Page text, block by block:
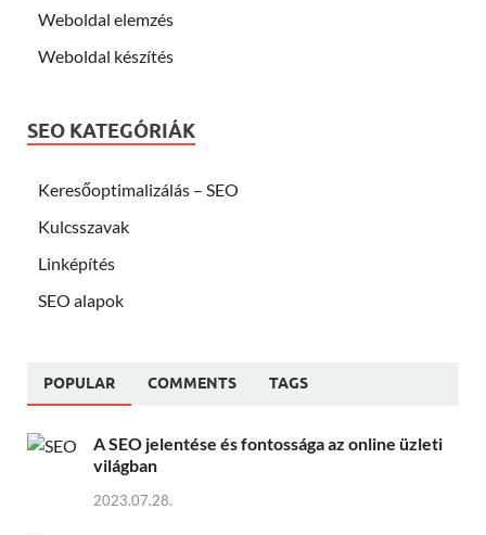
Weboldal elemzés
Weboldal készítés
SEO KATEGÓRIÁK
Keresőoptimalizálás – SEO
Kulcsszavak
Linképítés
SEO alapok
POPULAR COMMENTS TAGS
A SEO jelentése és fontossága az online üzleti
világban
2023.07.28.